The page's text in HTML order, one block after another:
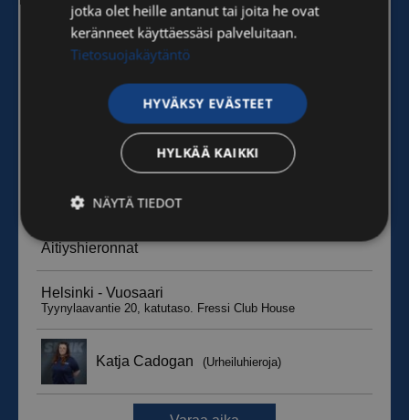
jotka olet heille antanut tai joita he ovat
keränneet käyttäessäsi palveluitaan.
Tietosuojakäytäntö
HYVÄKSY EVÄSTEET
HYLKÄÄ KAIKKI
NÄYTÄ TIEDOT
Ehdottomasti
välttämättömät
Suorituskyvylliset
Kohdentavat Toiminnalliset
Luokittelemattomat